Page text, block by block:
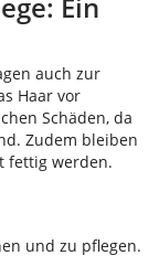
auch zur
Haar vor
Schäden, da
Zudem bleiben
fettig werden.
und zu pflegen.